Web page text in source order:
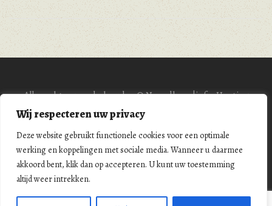
Wij respecteren uw privacy
Deze website gebruikt functionele cookies voor een optimale
werking en koppelingen met sociale media. Wanneer u daarmee
akkoord bent, klik dan op accepteren. U kunt uw toestemming
altijd weer intrekken.
Alle rechten voorbehouden © Noordhorn|info. Hosting
BrinkmanIT|Privacy protocol
Aan de artikelen op deze website kunnen geen rechten worden
ontleend.
Ontworpen doorNasio Themes||Aangedreven door